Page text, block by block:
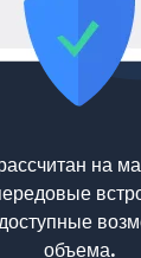
на
объема.